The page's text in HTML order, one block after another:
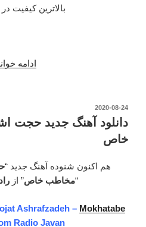
بالاترین کیفیت
ادامه
نوشته‌شده
2020-08-24
دانلود آهنگ جدید حجت
خاص
هم اکنون شنوده آهنگ جدید “
“مخاطب خاص” از
Ashrafzadeh – Mokhatabe
Radio Javan